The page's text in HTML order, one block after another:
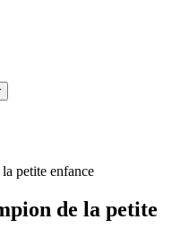
petite enfance
de la petite